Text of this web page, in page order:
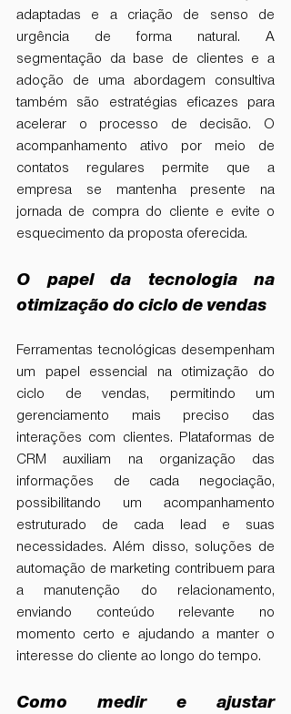
adaptadas e a criação de senso de
urgência de forma natural. A
segmentação da base de clientes e a
adoção de uma abordagem consultiva
também são estratégias eficazes para
acelerar o processo de decisão. O
acompanhamento ativo por meio de
contatos regulares permite que a
empresa se mantenha presente na
jornada de compra do cliente e evite o
esquecimento da proposta oferecida.
O papel da tecnologia na
otimização do ciclo de vendas
Ferramentas tecnológicas desempenham
um papel essencial na otimização do
ciclo de vendas, permitindo um
gerenciamento mais preciso das
interações com clientes. Plataformas de
CRM auxiliam na organização das
informações de cada negociação,
possibilitando um acompanhamento
estruturado de cada lead e suas
necessidades. Além disso, soluções de
automação de marketing contribuem para
a manutenção do relacionamento,
enviando conteúdo relevante no
momento certo e ajudando a manter o
interesse do cliente ao longo do tempo.
Como medir e ajustar